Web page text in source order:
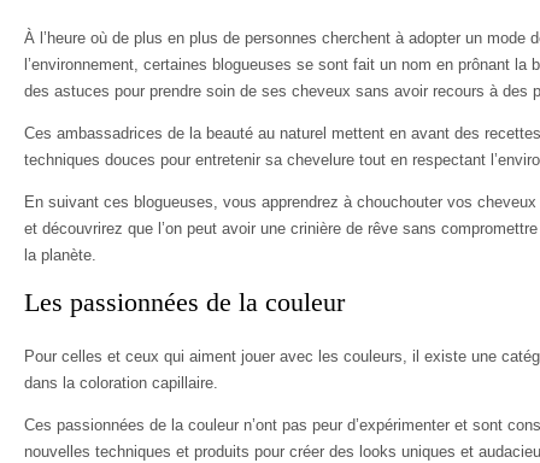
À l’heure où de plus en plus de personnes cherchent à adopter un mode
l’environnement, certaines blogueuses se sont fait un nom en prônant la
des astuces pour prendre soin de ses cheveux sans avoir recours à des
Ces ambassadrices de la beauté au naturel mettent en avant des
techniques douces pour entretenir sa chevelure tout en respectant
En suivant ces blogueuses, vous apprendrez à chouchouter vos
et découvrirez que l’on peut avoir une crinière de rêve sans
la planète.
Les passionnées de la couleur
Pour celles et ceux qui aiment jouer avec les couleurs, il existe une
dans la coloration capillaire.
Ces passionnées de la couleur n’ont pas peur d’expérimenter et sont
nouvelles techniques et produits pour créer des looks uniques et